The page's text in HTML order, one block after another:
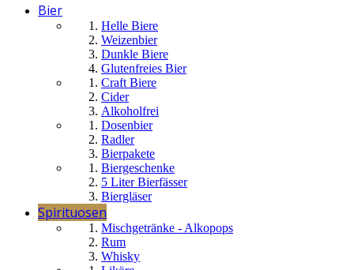
Bier
Helle Biere
Weizenbier
Dunkle Biere
Glutenfreies Bier
Craft Biere
Cider
Alkoholfrei
Dosenbier
Radler
Bierpakete
Biergeschenke
5 Liter Bierfässer
Biergläser
Spirituosen
Mischgetränke - Alkopops
Rum
Whisky